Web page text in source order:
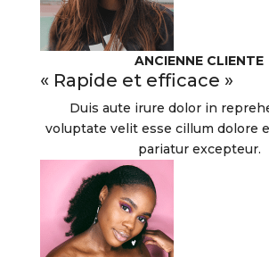
ANCIENNE CLIENTE
« Rapide et efficace »
Duis aute irure dolor in
voluptate velit esse cillum dolore
pariatur excepteur.